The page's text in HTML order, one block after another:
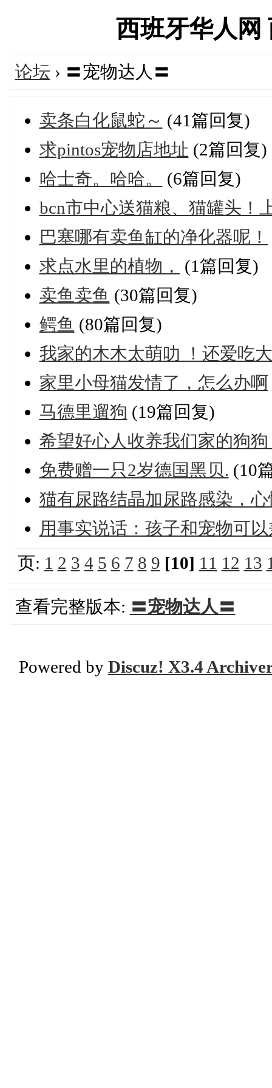
西班牙华人网
论坛 › 〓宠物达人〓
卖条白化鼠蛇～ (41篇回复)
求pintos宠物店地址 (2篇回复)
哈士奇。哈哈。
(6篇回复)
bcn市中心送猫粮、猫罐头！
巴塞哪有卖鱼缸的净化器呢！
求点水里的植物，
(1篇回复)
卖鱼卖鱼 (30篇回复)
鳄鱼 (80篇回复)
我家的木木太萌叻 ！还爱吃
家里小母猫发情了，怎么办啊
马德里遛狗 (19篇回复)
希望好心人收养我们家的狗
免费赠一只2岁德国黑贝. (10
猫有尿路结晶加尿路感染，
用事实说话：孩子和宠物可
页: 1 2 3 4 5 6 7 8 9 [10] 11 12 13
查看完整版本: 〓宠物达人〓
Powered by Discuz! X3.4